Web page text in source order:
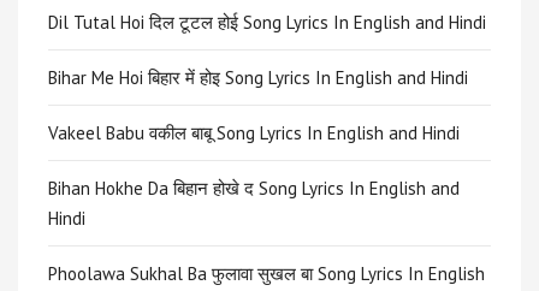
Dil Tutal Hoi दिल टूटल होई Song Lyrics In English and Hindi
Bihar Me Hoi बिहार में होइ Song Lyrics In English and Hindi
Vakeel Babu वकील बाबू Song Lyrics In English and Hindi
Bihan Hokhe Da बिहान होखे द Song Lyrics In English and
Hindi
Phoolawa Sukhal Ba फुलावा सुखल बा Song Lyrics In English